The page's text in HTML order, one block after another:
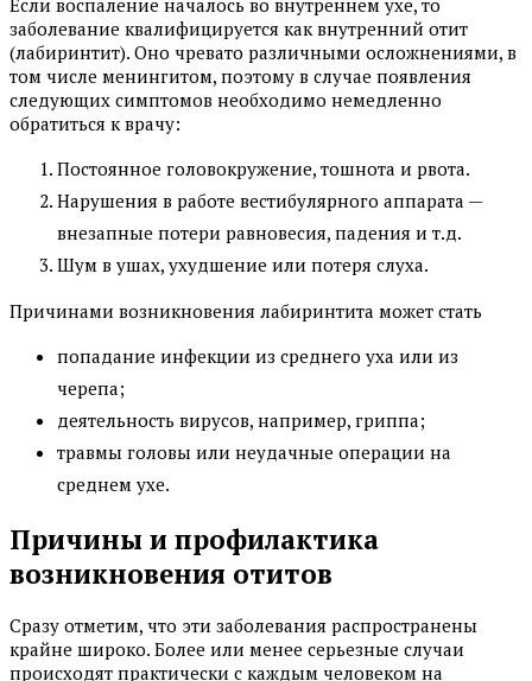
заболевание квалифицируется как внутренний отит
(лабиринтит). Оно чревато различными осложнениями, в
том числе менингитом, поэтому в случае появления
следующих симптомов необходимо немедленно
обратиться к врачу:
Постоянное головокружение, тошнота и рвота.
Нарушения в работе вестибулярного аппарата —
внезапные потери равновесия, падения и т.д.
Шум в ушах, ухудшение или потеря слуха.
Причинами возникновения лабиринтита может стать
попадание инфекции из среднего уха или из
черепа;
деятельность вирусов, например, гриппа;
травмы головы или неудачные операции на
среднем ухе.
Причины и профилактика
возникновения отитов
Сразу отметим, что эти заболевания распространены
крайне широко. Более или менее серьезные случаи
происходят практически с каждым человеком на